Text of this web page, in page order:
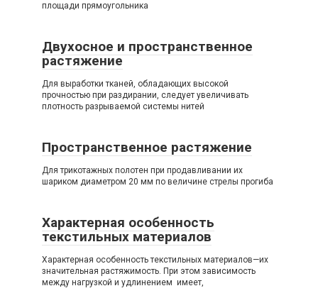
площади прямоугольника
Двухосное и пространственное
растяжение
Для выработки тканей, обладающих высокой
прочностью при раздирании, следует увеличивать
плотность разрываемой системы нитей
Пространственное растяжение
Для трикотажных полотен при продавливании их
шариком диаметром 20 мм по величине стрелы прогиба
Характерная особенность
текстильных материалов
Характерная особенность текстильных материалов—их
значительная растяжимость. При этом зависимость
между нагрузкой и удлинением имеет,